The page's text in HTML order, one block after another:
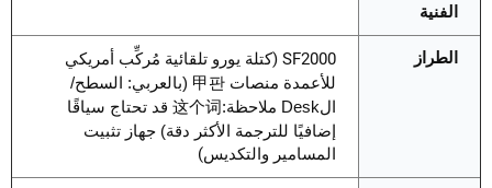
الفنية
الطراز SF2000 (كتلة يورو تلقائية
مُركِّب أمريكي
للأعمدةمنصات
甲판 (بالعربي: السطح/
الDesk ملاحظة:这个词 قد تحتاج سياقًا
إضافيًا للترجمة الأكثر دقة)جهاز تثبيت
المسامير والتكديس)